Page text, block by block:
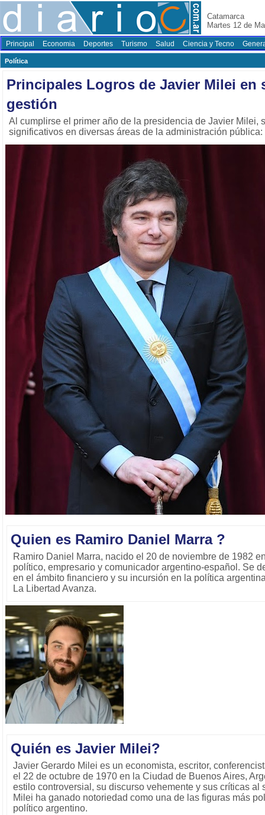
Catamarca
Martes 12 de
Principal Economia Deportes Turismo Salud Ciencia y Tecno
Polí­tica
Principales Logros de Javier Milei en
gestión
Al cumplirse el primer año de la presidencia de Javier Milei,
significativos en diversas áreas de la administración pública:
Quien es Ramiro Daniel Marra ?
Ramiro Daniel Marra, nacido el 20 de noviembre de 1982
político, empresario y comunicador argentino-español. Se
en el ámbito financiero y su incursión en la política
La Libertad Avanza.
Quién es Javier Milei?
Javier Gerardo Milei es un economista, escritor,
el 22 de octubre de 1970 en la Ciudad de Buenos Aires,
estilo controversial, su discurso vehemente y sus críticas al
Milei ha ganado notoriedad como una de las figuras más
político argentino.